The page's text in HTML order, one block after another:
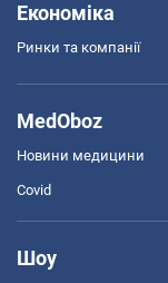
Економіка
Ринки та компанії
MedOboz
Новини медицини
Covid
Шоу